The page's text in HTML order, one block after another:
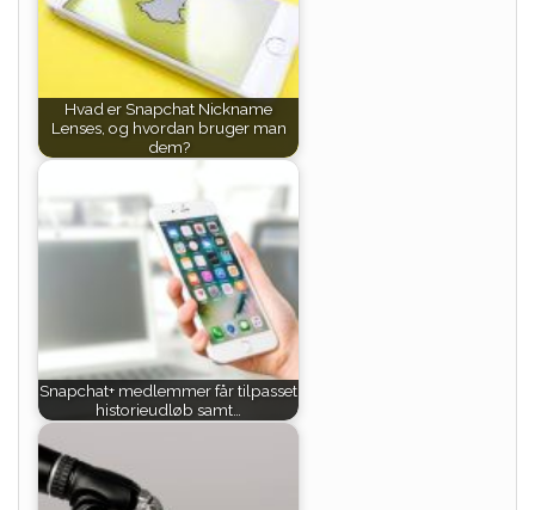
Hvad er Snapchat Nickname
Lenses, og hvordan bruger man
dem?
Snapchat+ medlemmer får tilpasset
historieudløb samt…